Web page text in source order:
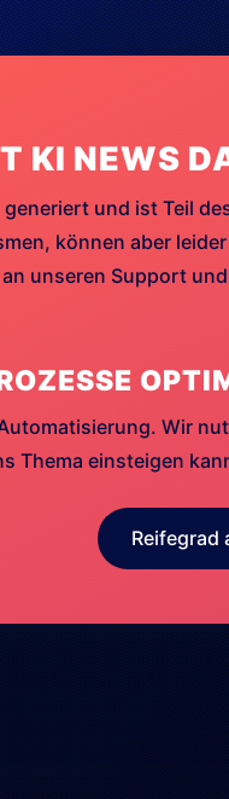
KI NEWS
und ist Teil
können aber
unseren Support
Wir
Thema einsteigen
Reifegrad